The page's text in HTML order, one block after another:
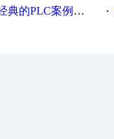
PLC案例讲解教材
·